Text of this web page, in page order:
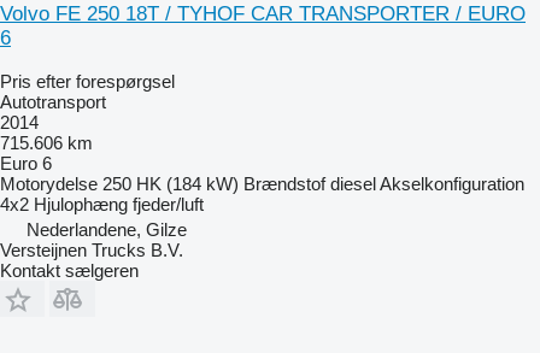
Volvo FE 250 18T / TYHOF CAR TRANSPORTER / EURO
6
Pris efter forespørgsel
Autotransport
2014
715.606 km
Euro 6
Motorydelse 250 HK (184 kW) Brændstof dieselAkselkonfiguration
4x2 Hjulophæng fjeder/luft
Nederlandene, Gilze
Versteijnen Trucks B.V.
Kontakt sælgeren